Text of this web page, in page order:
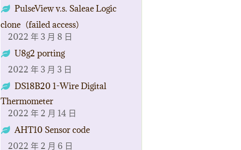
PulseView v.s. Saleae Logic
clone（failed access）
2022 年 3 月 8 日
U8g2 porting
2022 年 3 月 3 日
DS18B20 1-Wire Digital
Thermometer
2022 年 2 月 14 日
AHT10 Sensor code
2022 年 2 月 6 日